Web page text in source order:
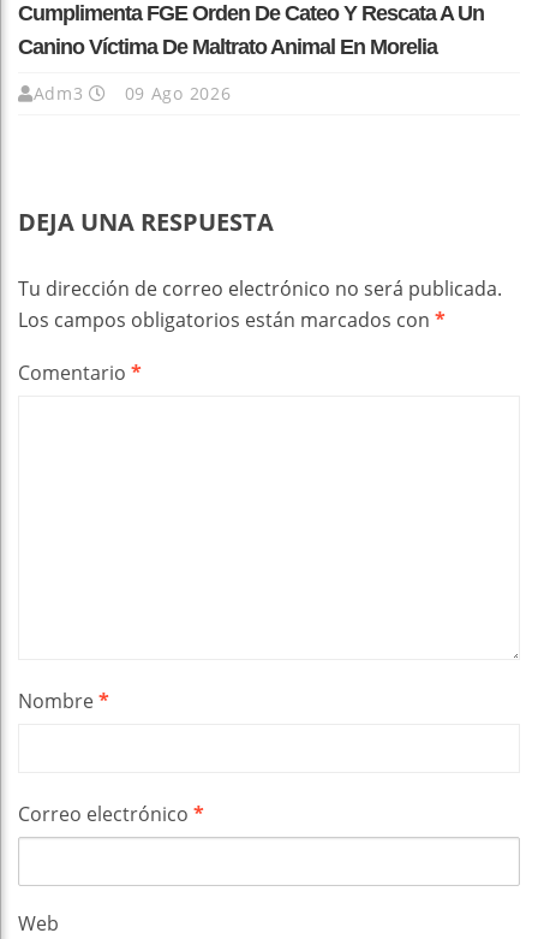
Cumplimenta FGE Orden De Cateo Y Rescata A Un
Canino Víctima De Maltrato Animal En Morelia
Adm3 09 Ago 2026
DEJA UNA RESPUESTA
Tu dirección de correo electrónico no será publicada.
Los campos obligatorios están marcados con *
Comentario *
Nombre*
Correo electrónico *
Web